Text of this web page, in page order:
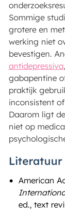
Sommige
grotere en
werking niet
bevestigen.
antidepressiva,
gabapentine
praktijk
inconsistent
Daarom ligt
niet op
Literatuur
American
ed., text